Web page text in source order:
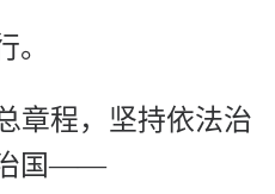
。
章程，坚持依法治
治国——